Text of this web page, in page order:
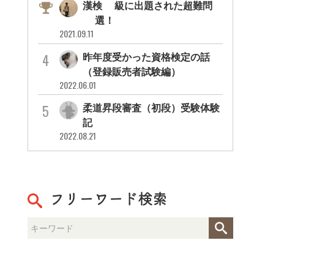
漢検1級に出題された超難問
3選！
2021.09.11
昨年度受かった資格検定の話
（登録販売者試験編）
2022.06.01
柔道昇段審査（初段）受験体験
記
2022.08.21
フリーワード検索